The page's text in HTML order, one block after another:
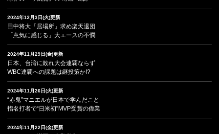
2024年12月3日(火)更新
田中将大「居場所」求め楽天退団
「意気に感じる」大エースの不憫
2024年11月29日(金)更新
日本、台湾に敗れ大会連覇ならず
WBC連覇への課題は継投策か!?
2024年11月26日(火)更新
“赤鬼”マニエルが日本で学んだこと
指名打者で“日米初”MVP受賞の偉業
2024年11月22日(金)更新